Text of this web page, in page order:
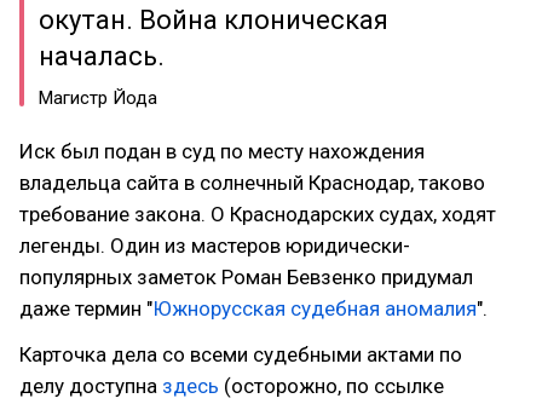
окутан. Война клоническая
началась.
Магистр Йода
Иск был подан в суд по месту нахождения
владельца сайта в солнечный Краснодар, таково
требование закона. О Краснодарских судах, ходят
легенды. Один из мастеров юридически-
популярных заметок Роман Бевзенко придумал
даже термин "Южнорусская судебная аномалия".
Карточка дела со всеми судебными актами по
делу доступна здесь (осторожно, по ссылке